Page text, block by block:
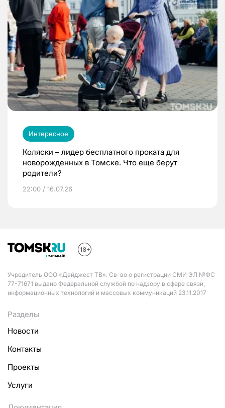
Интересное
Коляски – лидер бесплатного проката для
новорожденных в Томске. Что еще берут
родители?
22:00 / 16.07.26
Учредитель ООО «Дайджест ТВ». Св-во о регистрации СМИ ЭЛ №ФС
77-71671 выдано Федеральной службой по надзору в сфере связи,
информационных технологий и массовых коммуникаций 23.11.2017
Разделы
Новости
Контакты
Проекты
Услуги